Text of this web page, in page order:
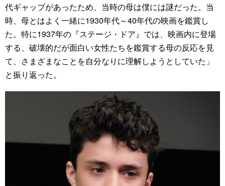
代ギャップがあったため、当時の母は僕には謎だった。当
時、母とはよく一緒に1930年代～40年代の映画を鑑賞し
た。特に1937年の『ステージ・ドア』では、映画内に登場
する、破壊的だが面白い女性たちを鑑賞する母の反応を見
て、さまざまなことを自分なりに理解しようとしていた」
と振り返った。